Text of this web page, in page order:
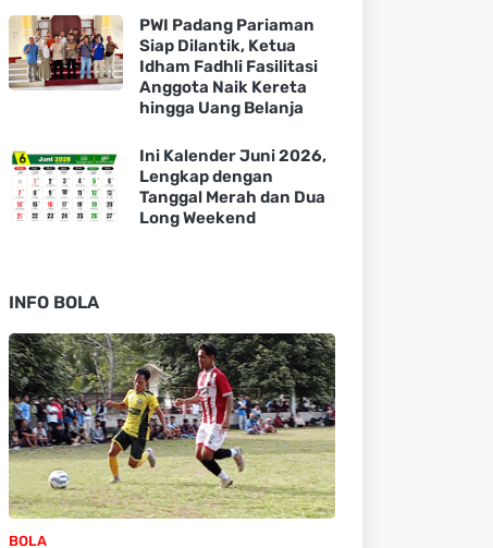
PWI Padang Pariaman
Siap Dilantik, Ketua
Idham Fadhli Fasilitasi
Anggota Naik Kereta
hingga Uang Belanja
Ini Kalender Juni 2026,
Lengkap dengan
Tanggal Merah dan Dua
Long Weekend
INFO BOLA
BOLA